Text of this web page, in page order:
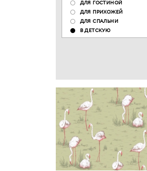
ДЛЯ ГОСТИНОЙ
ДЛЯ ПРИХОЖЕЙ
ДЛЯ СПАЛЬНИ
В ДЕТСКУЮ